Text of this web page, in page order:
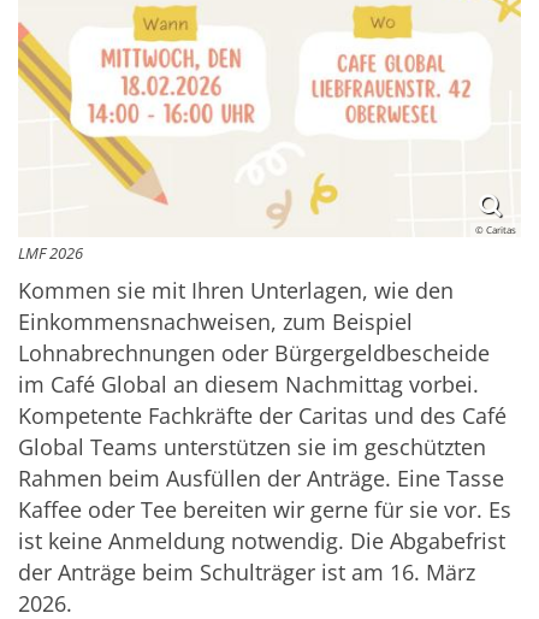
© Caritas
LMF 2026
Kommen sie mit Ihren Unterlagen, wie den
Einkommensnachweisen, zum Beispiel
Lohnabrechnungen oder Bürgergeldbescheide
im Café Global an diesem Nachmittag vorbei.
Kompetente Fachkräfte der Caritas und des Café
Global Teams unterstützen sie im geschützten
Rahmen beim Ausfüllen der Anträge. Eine Tasse
Kaffee oder Tee bereiten wir gerne für sie vor. Es
ist keine Anmeldung notwendig. Die Abgabefrist
der Anträge beim Schulträger ist am 16. März
2026.